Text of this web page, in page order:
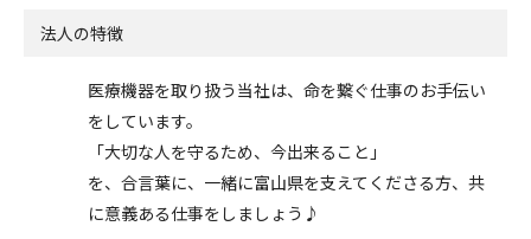
法人の特徴
医療機器を取り扱う当社は、命を繋ぐ仕事のお手伝い
をしています。
「大切な人を守るため、今出来ること」
を、合言葉に、一緒に富山県を支えてくださる方、共
に意義ある仕事をしましょう♪